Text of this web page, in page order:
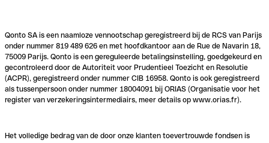
Qonto SA is een naamloze vennootschap geregistreerd bij de RCS van Parijs
onder nummer 819 489 626 en met hoofdkantoor aan de Rue de Navarin 18,
75009 Parijs. Qonto is een gereguleerde betalingsinstelling, goedgekeurd en
gecontroleerd door de Autoriteit voor Prudentieel Toezicht en Resolutie
(ACPR), geregistreerd onder nummer CIB 16958. Qonto is ook geregistreerd
als tussenpersoon onder nummer 18004091 bij ORIAS (Organisatie voor het
register van verzekeringsintermediairs, meer details op www.orias.fr).
Het volledige bedrag van de door onze klanten toevertrouwde fondsen is